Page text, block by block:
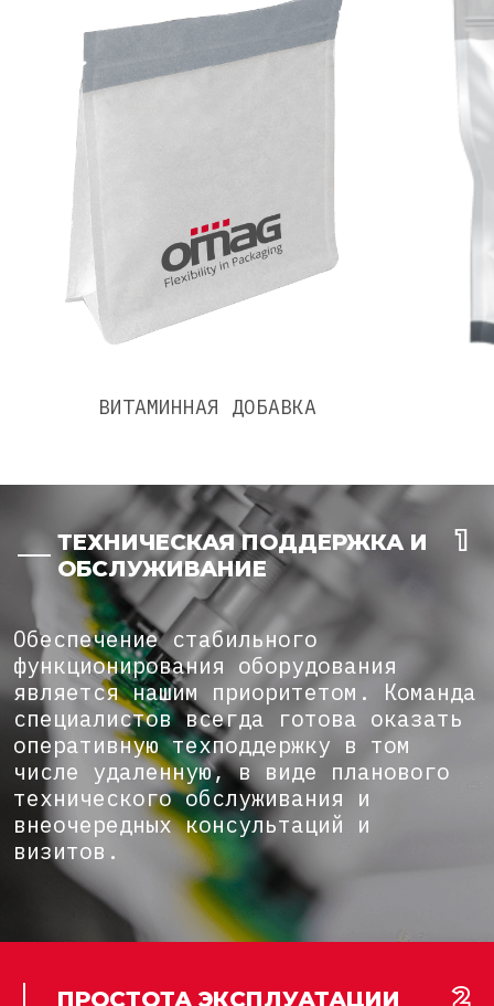
ВИТАМИННАЯ ДОБАВКА
ТЕХНИЧЕСКАЯ ПОДДЕРЖКА И
ОБСЛУЖИВАНИЕ
Обеспечение стабильного
функционирования оборудования
является нашим приоритетом. Команда
специалистов всегда готова оказать
оперативную техподдержку в том
числе удаленную, в виде планового
технического обслуживания и
внеочередных консультаций и
визитов.
ПРОСТОТА ЭКСПЛУАТАЦИИ